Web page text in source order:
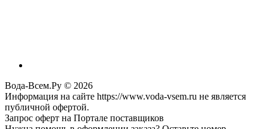
Вода-Всем.Ру © 2026
Информация на сайте https://www.voda-vsem.ru не является
публичной офертой.
Запрос оферт на Портале поставщиков